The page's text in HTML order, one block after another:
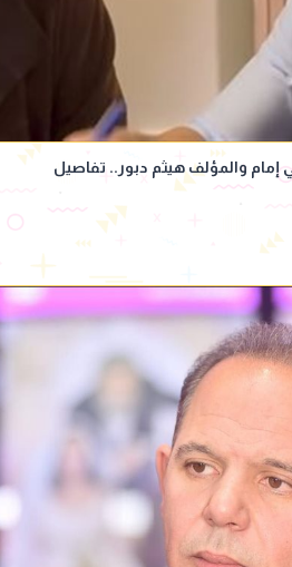
إمام والمؤلف هيثم دبور.. تفاصيل